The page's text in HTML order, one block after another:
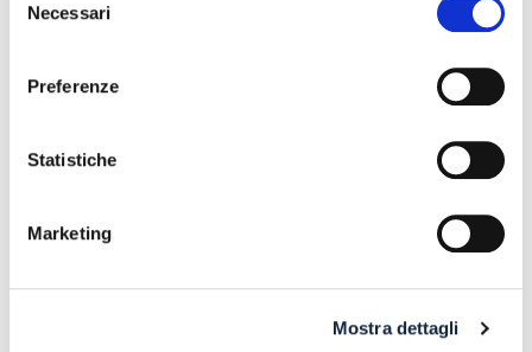
delNecessari
Preferenze
Statistiche
Marketing
Mostra dettagli
CONTI CORRENTI E SULL’EVENTUALE RIFIUTO DI
APERTURA DI NUOVI RAPPORTI BANCARI
POSSIBILE ACCESSO ALLA PROCEDURA DI
ANCHE PER L’IMPRENDITORE CESSATO CHE INTENDA